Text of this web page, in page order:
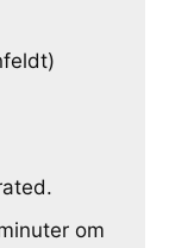
om